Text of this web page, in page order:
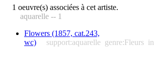
1 oeuvre(s) associées à cet artiste.
aquarelle -- 1
Flowers (1857, cat.243,
wc)
support:aquarelle genre:Fleurs